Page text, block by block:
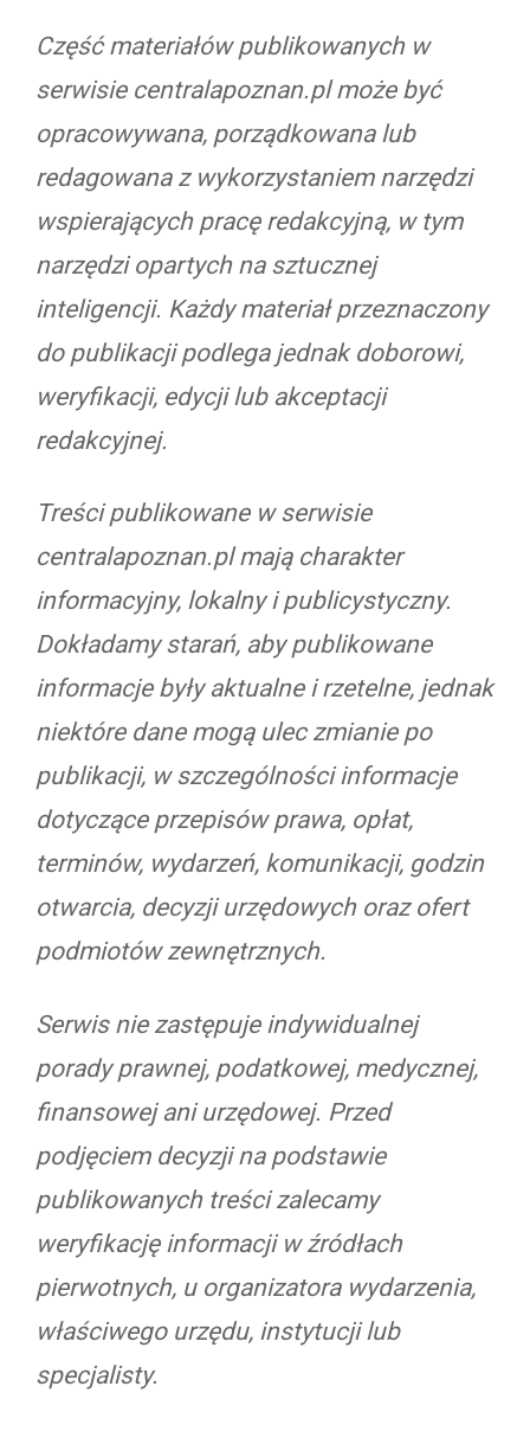
Część materiałów publikowanych w
serwisie centralapoznan.pl może być
opracowywana, porządkowana lub
redagowana z wykorzystaniem narzędzi
wspierających pracę redakcyjną, w tym
narzędzi opartych na sztucznej
inteligencji. Każdy materiał przeznaczony
do publikacji podlega jednak doborowi,
weryfikacji, edycji lub akceptacji
redakcyjnej.
Treści publikowane w serwisie
centralapoznan.pl mają charakter
informacyjny, lokalny i publicystyczny.
Dokładamy starań, aby publikowane
informacje były aktualne i rzetelne, jednak
niektóre dane mogą ulec zmianie po
publikacji, w szczególności informacje
dotyczące przepisów prawa, opłat,
terminów, wydarzeń, komunikacji, godzin
otwarcia, decyzji urzędowych oraz ofert
podmiotów zewnętrznych.
Serwis nie zastępuje indywidualnej
porady prawnej, podatkowej, medycznej,
finansowej ani urzędowej. Przed
podjęciem decyzji na podstawie
publikowanych treści zalecamy
weryfikację informacji w źródłach
pierwotnych, u organizatora wydarzenia,
właściwego urzędu, instytucji lub
specjalisty.